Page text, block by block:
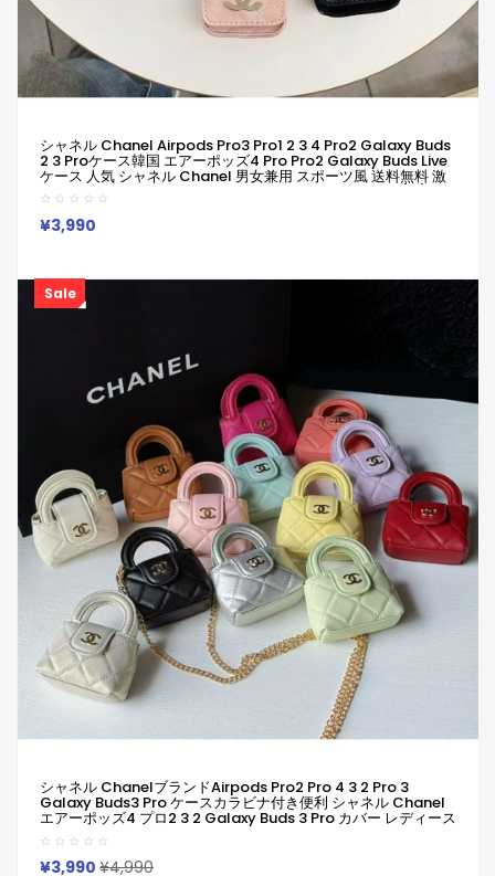
シャネル Chanel Airpods Pro3 Pro1 2 3 4 Pro2 Galaxy Buds
2 3 Proケース韓国 エアーポッズ4 Pro Pro2 Galaxy Buds Live
ケース 人気 シャネル Chanel 男女兼用 スポーツ風 送料無料 激
安 ファッション シャネル Chanel ブランドairpods4 3/2/1
Pro2 Galaxy Buds 3 Pro 2ケースメンズ レデイーズ
¥3,990
Sale
シャネル Chanelブランドairpods Pro2 Pro 4 3 2 Pro 3
Galaxy Buds3 Pro ケースカラビナ付き便利 シャネル Chanel
エアーポッズ4 プロ2 3 2 Galaxy Buds 3 Pro カバー レディース
メンズ 耐衝撃 シャネル Chanelエアーポッズ プロ 2 Airpods 2
3 4 Pro2 Galaxy Buds 2 Buds 2 Pro Galaxy Buds Liveケース
¥3,990 ¥4,990